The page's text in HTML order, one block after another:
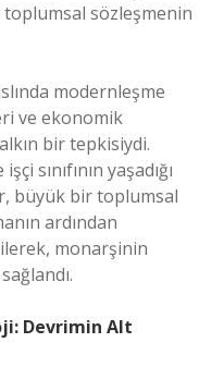
sözleşmenin
modernleşme
ve ekonomik
bir tepkisiydi.
sınıfının yaşadığı
büyük bir toplumsal
ardından
monarşinin
Devrimin Alt